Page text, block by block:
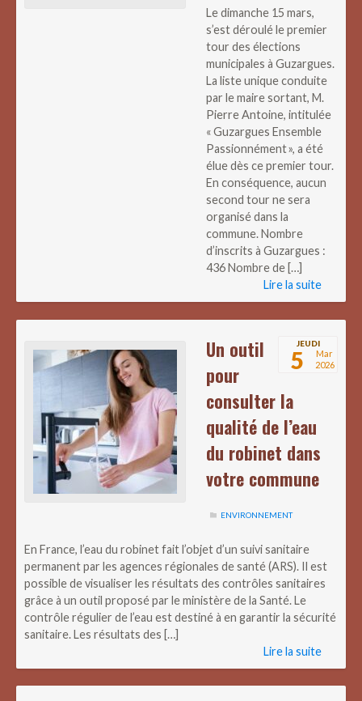
Le dimanche 15 mars,
s’est déroulé le premier
tour des élections
municipales à Guzargues.
La liste unique conduite
par le maire sortant, M.
Pierre Antoine, intitulée
« Guzargues Ensemble
Passionnément », a été
élue dès ce premier tour.
En conséquence, aucun
second tour ne sera
organisé dans la
commune. Nombre
d’inscrits à Guzargues :
436 Nombre de […]
Lire la suite
JEUDI
5
Mar
2026
Un outil
pour
consulter la
qualité de l’eau
du robinet dans
votre commune
ENVIRONNEMENT
En France, l’eau du robinet fait l’objet d’un suivi sanitaire
permanent par les agences régionales de santé (ARS). Il est
possible de visualiser les résultats des contrôles sanitaires
grâce à un outil proposé par le ministère de la Santé. Le
contrôle régulier de l’eau est destiné à en garantir la sécurité
sanitaire. Les résultats des […]
Lire la suite